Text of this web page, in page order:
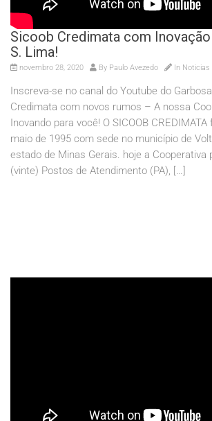
Sicoob Credimata com
S. Lima!
novembro 28, 2020 By Paulo Avezedo In Noticias
Inscreva-se no canal do Youtube do
Credimata com novos rumos – A nossa
Inovando para você! O SICOOB
maio de 1995 com sede no município de
estado de Minas Gerais. hoje a Cooperativa
(vinte) Postos de Atendimento (PA), […]